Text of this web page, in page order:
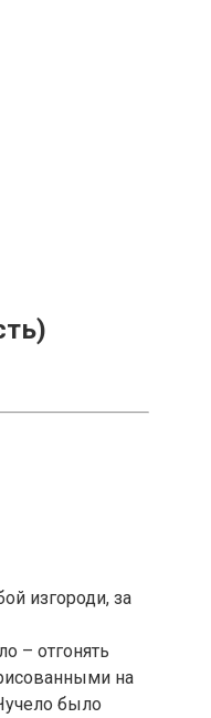
изгороди, за
– отгонять
на
было